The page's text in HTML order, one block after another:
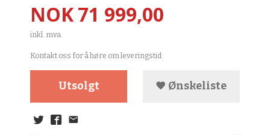
Pris
NOK71 999,00
inkl. mva.
Kontakt oss for å høre om leveringstid
Utsolgt Ønskeliste